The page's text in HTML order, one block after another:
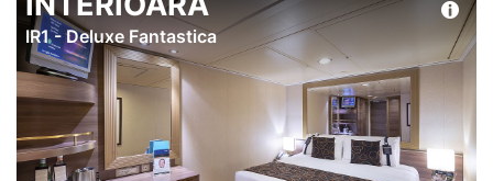
IR1 - Deluxe Fantastica